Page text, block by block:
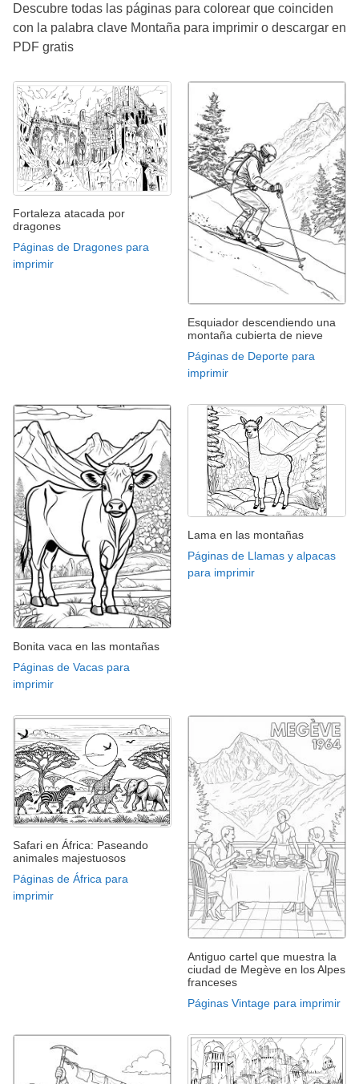
Descubre todas las páginas para colorear que coinciden
con la palabra clave Montaña para imprimir o descargar en
PDF gratis
Fortaleza atacada por
dragones
Páginas de Dragones para
imprimir
Esquiador descendiendo una
montaña cubierta de nieve
Páginas de Deporte para
imprimir
Bonita vaca en las montañas
Páginas de Vacas para
imprimir
Lama en las montañas
Páginas de Llamas y alpacas
para imprimir
Safari en África: Paseando
animales majestuosos
Páginas de África para
imprimir
Antiguo cartel que muestra la
ciudad de Megève en los Alpes
franceses
Páginas Vintage para imprimir